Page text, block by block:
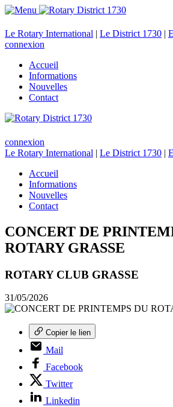
Le Rotary International | Le District 1730 |
connexion
Accueil
Informations
Nouvelles
Contact
connexion
Le Rotary International | Le District 1730 |
Accueil
Informations
Nouvelles
Contact
CONCERT DE
ROTARY GRASSE
ROTARY CLUB GRASSE
31/05/2026
Copier le lien
Mail
Facebook
Twitter
Linkedin